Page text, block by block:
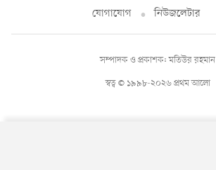
যোগাযোগ
নিউজলেটার
স্বত্ব © ১৯৯৮-২০২৬ প্রথম আলো
সম্পাদক ও প্রকাশক: মতিউর রহমান